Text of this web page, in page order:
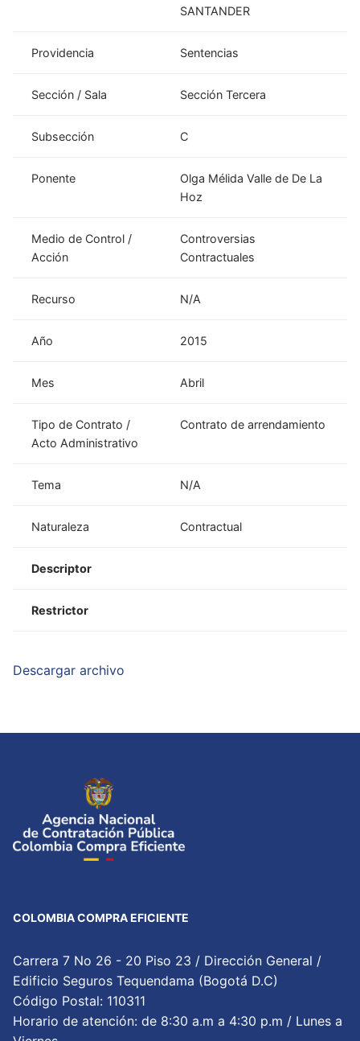
SANTANDER
Providencia Sentencias
Sección / Sala Sección Tercera
Subsección C
Ponente
Olga Mélida Valle de De La
Hoz
Medio de Control /
Acción
Controversias
Contractuales
Recurso N/A
Año 2015
Mes Abril
Tipo de Contrato /
Acto Administrativo
Contrato de arrendamiento
Tema N/A
Naturaleza Contractual
Descriptor
Restrictor
Descargar archivo
COLOMBIA COMPRA EFICIENTE
Carrera 7 No 26 - 20 Piso 23 / Dirección General /
Edificio Seguros Tequendama (Bogotá D.C)
Código Postal: 110311
Horario de atención: de 8:30 a.m a 4:30 p.m / Lunes a